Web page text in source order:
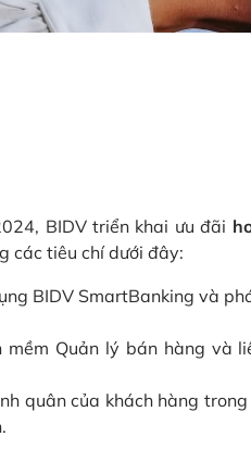
BIDV triển khai ưu đãi
các tiêu chí dưới đây:
BIDV SmartBanking và
mềm Quản lý bán hàng và
quân của khách hàng